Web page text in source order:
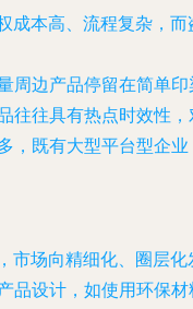
成本高、流程复杂，
周边产品停留在简单
往往具有热点时效性
，既有大型平台型企
场向精细化、圈层化
品设计，如使用环保材